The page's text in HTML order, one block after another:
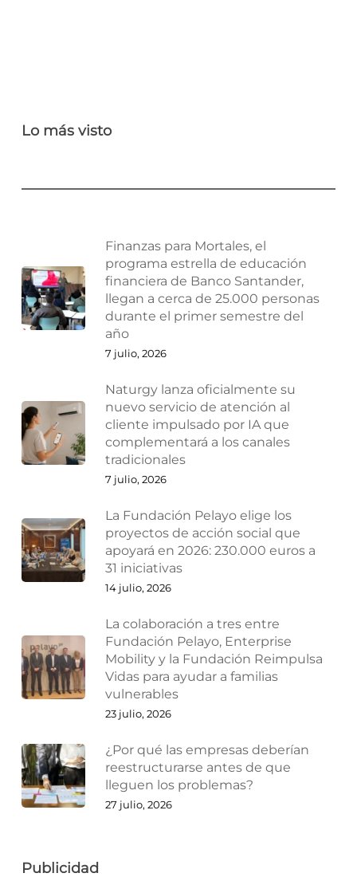
Lo más visto
Finanzas para Mortales, el
programa estrella de educación
financiera de Banco Santander,
llegan a cerca de 25.000 personas
durante el primer semestre del
año
7 julio, 2026
Naturgy lanza oficialmente su
nuevo servicio de atención al
cliente impulsado por IA que
complementará a los canales
tradicionales
7 julio, 2026
La Fundación Pelayo elige los
proyectos de acción social que
apoyará en 2026: 230.000 euros a
31 iniciativas
14 julio, 2026
La colaboración a tres entre
Fundación Pelayo, Enterprise
Mobility y la Fundación Reimpulsa
Vidas para ayudar a familias
vulnerables
23 julio, 2026
¿Por qué las empresas deberían
reestructurarse antes de que
lleguen los problemas?
27 julio, 2026
Publicidad